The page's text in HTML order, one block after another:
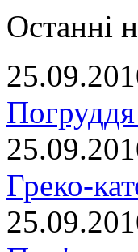
Останні
Греко-